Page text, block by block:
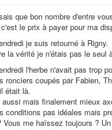
que bon nombre d'entre
le prix à payer pour ma
je suis retourné à Rigny.
la vérité je n'étais pas le seul
l'herbe n'avait pas trop
ronciers coupés par Fabien,
était là.
aussi mais finalement mieux
conditions pas idéales mais
Vous me haïssez toujours ?